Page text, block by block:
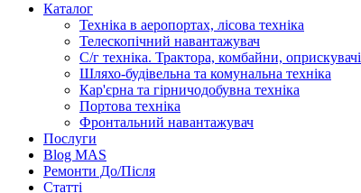
Каталог
Техніка в аеропортах, лісова техніка
Телескопічний навантажувач
С/г техніка. Трактора, комбайни, оприскувачі
Шляхо-будівельна та комунальна техніка
Кар'єрна та гірничодобувна техніка
Портова техніка
Фронтальний навантажувач
Послуги
Blog MAS
Ремонти До/Після
Статті